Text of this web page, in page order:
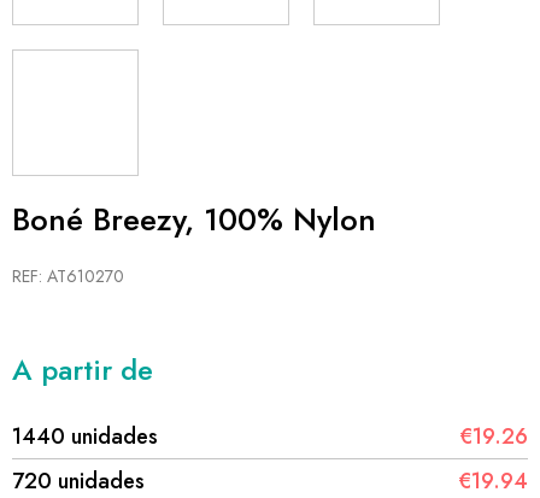
Boné Breezy, 100% Nylon
REF: AT610270
A partir de
1440 unidades
€19.26
720 unidades
€19.94